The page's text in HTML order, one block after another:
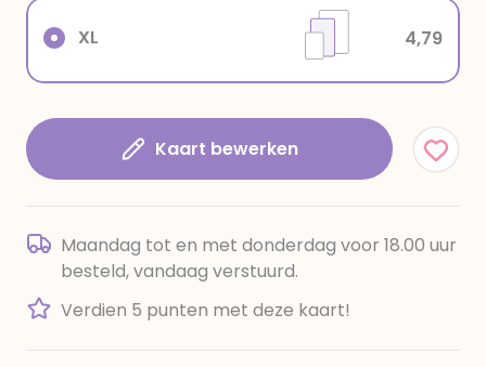
XL 4,79
Kaart bewerken
Maandag tot en met donderdag voor 18.00 uur
besteld, vandaag verstuurd.
Verdien 5 punten met deze kaart!